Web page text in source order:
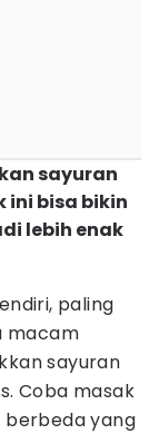
sayuran
ini bisa bikin
lebih enak
paling
macam
sayuran
Coba masak
berbeda yang